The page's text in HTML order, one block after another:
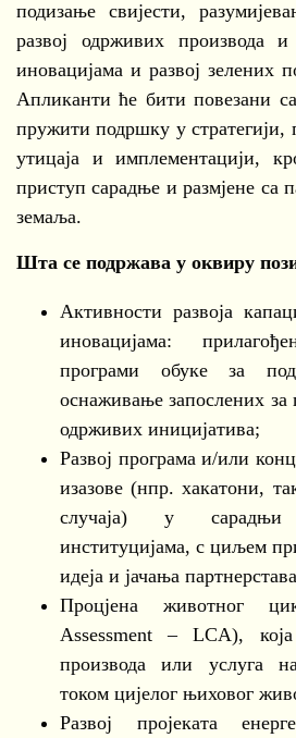
подизање свијести,
развој одрживих производа
иновацијама и развој зелених
Апликанти ће бити повезани
пружити подршку у стратегији,
утицаја и имплементацији,
приступ сарадње и размјене са
земаља.
Шта се подржава у оквиру
Активности развоја
иновацијама:
програми обуке за
оснаживање запослених за
одрживих иницијатива;
Развој програма и/или
изазове (нпр. хакатони,
случаја) у
институцијама, с циљем
идеја и јачања
Процјена животног
Assessment – LCA), која
производа или услуга
током цијелог њиховог
Развој пројеката